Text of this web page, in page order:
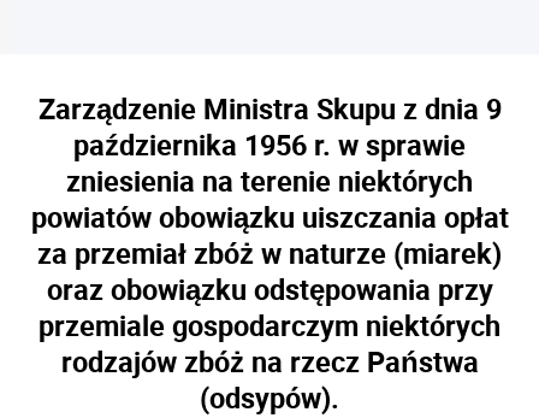
Zarządzenie Ministra Skupu z dnia 9
października 1956 r. w sprawie
zniesienia na terenie niektórych
powiatów obowiązku uiszczania opłat
za przemiał zbóż w naturze (miarek)
oraz obowiązku odstępowania przy
przemiale gospodarczym niektórych
rodzajów zbóż na rzecz Państwa
(odsypów).